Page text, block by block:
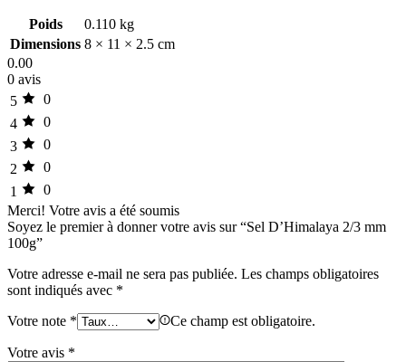
Poids
0.110 kg
Dimensions 8 × 11 × 2.5 cm
0.00
0 avis
5
0
4
0
3
0
2
0
1
0
Merci! Votre avis a été soumis
Soyez le premier à donner votre avis sur “Sel D’Himalaya 2/3 mm
100g”
Votre adresse e-mail ne sera pas publiée. Les champs obligatoires
sont indiqués avec *
Votre note * Ce champ est obligatoire.
Votre avis *